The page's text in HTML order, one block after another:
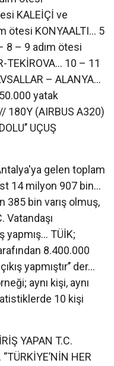
KALEİÇİ ve
ötesi KONYAALTI... 5
8 – 9 adım ötesi
TEKİROVA... 10 – 11
– ALANYA...
yatak
180Y (AIRBUS A320)
UÇUŞ
gelen toplam
14 milyon 907 bin...
385 bin varış olmuş,
Vatandaşı
yapmış... TÜİK;
8.400.000
yapmıştır’’ der...
aynı kişi, aynı
10 kişi
YAPAN T.C.
HER